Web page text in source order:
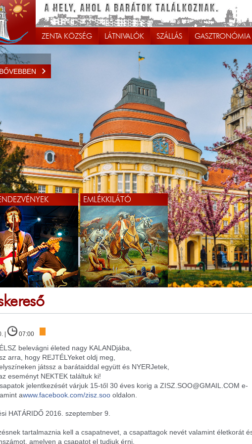
ZENTA KÖZSÉG LÁTNIVALÓK SZÁLLÁS GASZTRONÓMIA
BŐVEBBEN
EMLÉKKILÁTÓ
| 07:00
belevágni életed nagy KALANDjába,
arra, hogy REJTÉLYeket oldj meg,
játssz a barátaiddal együtt és NYERJetek,
eseményt NEKTEK találtuk ki!
jelentkezését várjuk 15-től 30 éves korig a ZISZ.SOO@GMAIL.COM e-
awww.facebook.com/zisz.soo oldalon.
HATÁRIDŐ 2016. szeptember 9.
tartalmaznia kell a csapatnevet, a csapattagok nevét valamint életkorát
amelyen a csapatot el tudjuk érni.